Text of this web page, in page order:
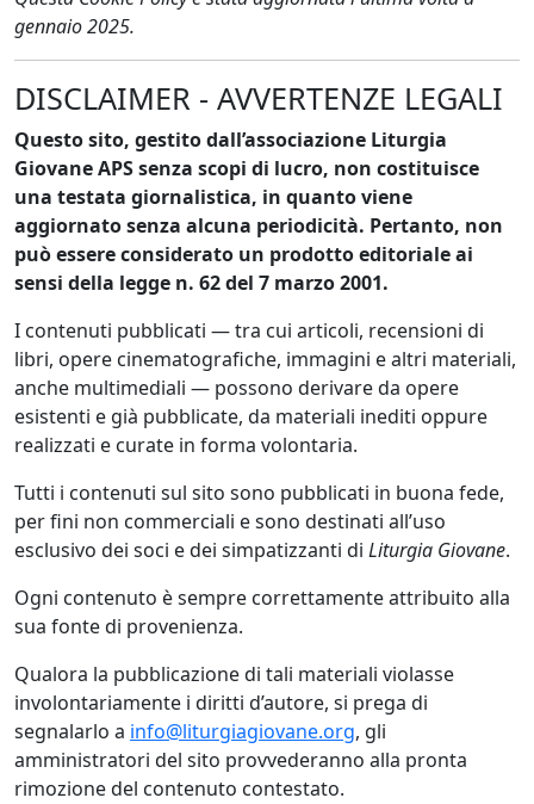
gennaio 2025.
DISCLAIMER - AVVERTENZE LEGALI
Questo sito, gestito dall’associazione Liturgia
Giovane APS senza scopi di lucro, non costituisce
una testata giornalistica, in quanto viene
aggiornato senza alcuna periodicità. Pertanto, non
può essere considerato un prodotto editoriale ai
sensi della legge n. 62 del 7 marzo 2001.
I contenuti pubblicati — tra cui articoli, recensioni di
libri, opere cinematografiche, immagini e altri materiali,
anche multimediali — possono derivare da opere
esistenti e già pubblicate, da materiali inediti oppure
realizzati e curate in forma volontaria.
Tutti i contenuti sul sito sono pubblicati in buona fede,
per fini non commerciali e sono destinati all’uso
esclusivo dei soci e dei simpatizzanti di Liturgia Giovane.
Ogni contenuto è sempre correttamente attribuito alla
sua fonte di provenienza.
Qualora la pubblicazione di tali materiali violasse
involontariamente i diritti d’autore, si prega di
segnalarlo a info@liturgiagiovane.org, gli
amministratori del sito provvederanno alla pronta
rimozione del contenuto contestato.